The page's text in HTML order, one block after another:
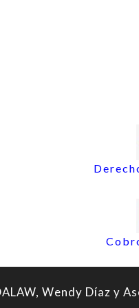
Wendy Díaz y